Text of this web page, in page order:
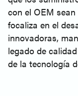
con el OEM
focaliza en el
innovadoras,
legado de
de la tecnología